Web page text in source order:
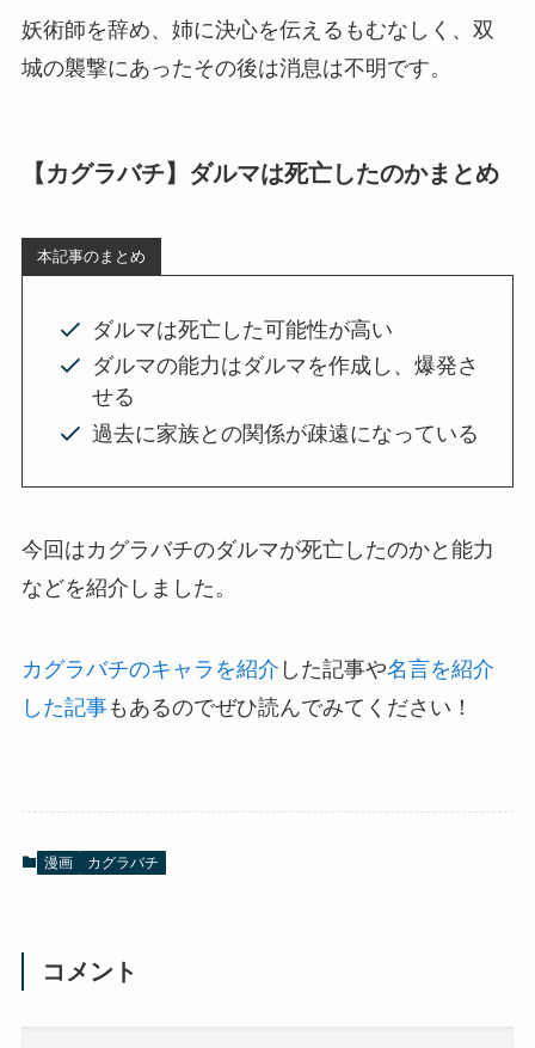
妖術師を辞め、姉に決心を伝えるもむなしく、双
城の襲撃にあったその後は消息は不明です。
【カグラバチ】ダルマは死亡したのかまとめ
本記事のまとめ
ダルマは死亡した可能性が高い
ダルマの能力はダルマを作成し、爆発さ
せる
過去に家族との関係が疎遠になっている
今回はカグラバチのダルマが死亡したのかと能力
などを紹介しました。
カグラバチのキャラを紹介 した記事や名言を紹介
した記事もあるのでぜひ読んでみてください！
漫画 カグラバチ
コメント